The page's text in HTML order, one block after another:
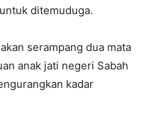
ditemuduga.
serampang dua mata
anak jati negeri Sabah
kadar